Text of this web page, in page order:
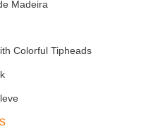
Madeira
Colorful Tipheads